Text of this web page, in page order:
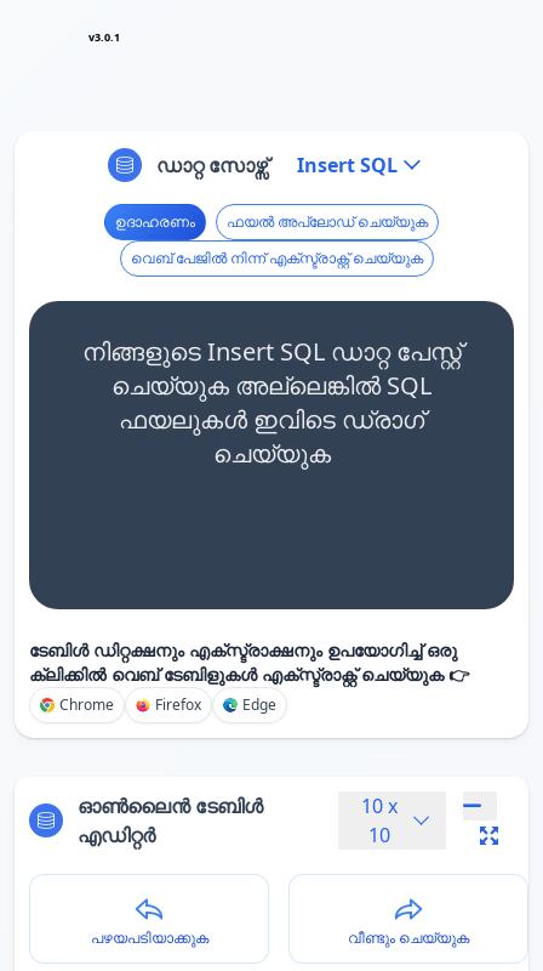
v3.0.1
ഡാറ്റ സോഴ്സ് Insert SQL
ഉദാഹരണം
ഫയൽ അപ്‌ലോഡ് ചെയ്യുക
വെബ് പേജിൽ നിന്ന് എക്സ്ട്രാക്റ്റ് ചെയ്യുക
നിങ്ങളുടെ Insert SQL ഡാറ്റ പേസ്റ്റ്
ചെയ്യുക അല്ലെങ്കിൽ SQL
ഫയലുകൾ ഇവിടെ ഡ്രാഗ്
ചെയ്യുക
ടേബിൾ ഡിറ്റക്ഷനും എക്സ്ട്രാക്ഷനും ഉപയോഗിച്ച് ഒരു
ക്ലിക്കിൽ വെബ് ടേബിളുകൾ എക്സ്ട്രാക്റ്റ് ചെയ്യുക 👉
Chrome Firefox Edge
ഓൺലൈൻ ടേബിൾ
എഡിറ്റർ
10 x
10
പഴയപടിയാക്കുക വീണ്ടും ചെയ്യുക